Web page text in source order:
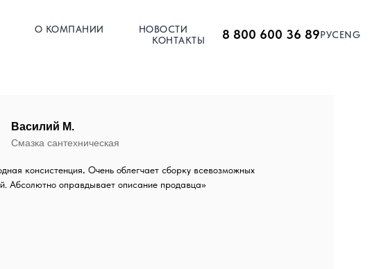
О КОМПАНИИ
НОВОСТИ
КОНТАКТЫ
8 800 600 36 89РУСENG
Василий М.
Смазка сантехническая
консистенция. Очень облегчает сборку всевозможных
Абсолютно оправдывает описание продавца»